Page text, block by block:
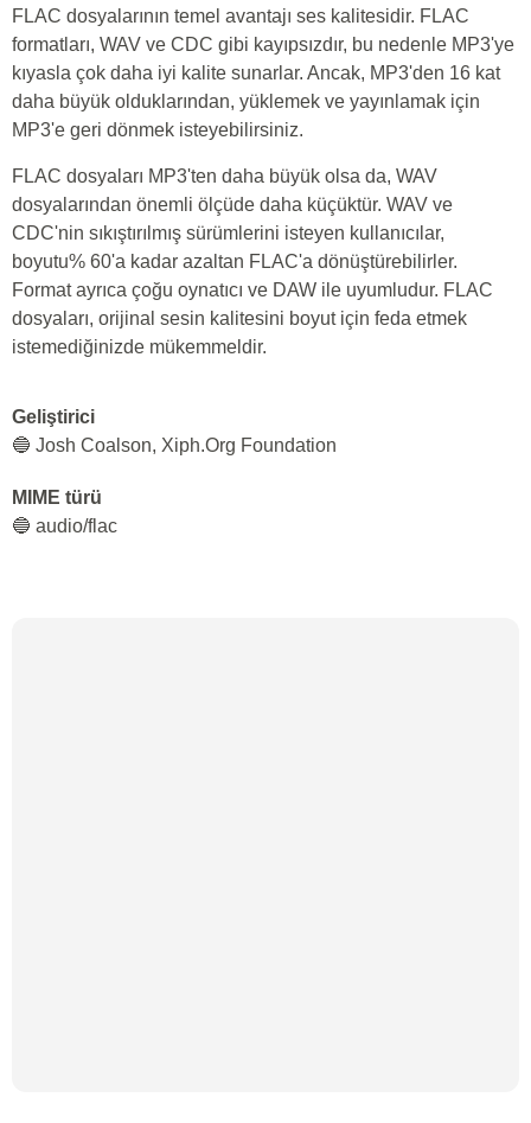
FLAC dosyalarının temel avantajı ses kalitesidir. FLAC
formatları, WAV ve CDC gibi kayıpsızdır, bu nedenle MP3'ye
kıyasla çok daha iyi kalite sunarlar. Ancak, MP3'den 16 kat
daha büyük olduklarından, yüklemek ve yayınlamak için
MP3'e geri dönmek isteyebilirsiniz.
FLAC dosyaları MP3'ten daha büyük olsa da, WAV
dosyalarından önemli ölçüde daha küçüktür. WAV ve
CDC'nin sıkıştırılmış sürümlerini isteyen kullanıcılar,
boyutu% 60'a kadar azaltan FLAC'a dönüştürebilirler.
Format ayrıca çoğu oynatıcı ve DAW ile uyumludur. FLAC
dosyaları, orijinal sesin kalitesini boyut için feda etmek
istemediğinizde mükemmeldir.
Geliştirici
🔵 Josh Coalson, Xiph.Org Foundation
MIME türü
🔵 audio/flac